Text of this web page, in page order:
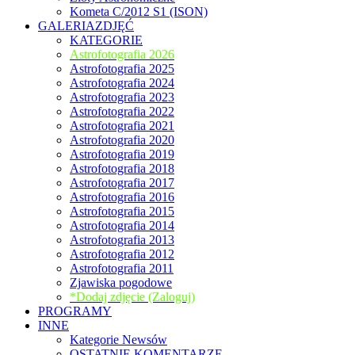
Kometa C/2012 S1 (ISON)
GALERIAZDJĘĆ
KATEGORIE
Astrofotografia 2026
Astrofotografia 2025
Astrofotografia 2024
Astrofotografia 2023
Astrofotografia 2022
Astrofotografia 2021
Astrofotografia 2020
Astrofotografia 2019
Astrofotografia 2018
Astrofotografia 2017
Astrofotografia 2016
Astrofotografia 2015
Astrofotografia 2014
Astrofotografia 2013
Astrofotografia 2012
Astrofotografia 2011
Zjawiska pogodowe
*Dodaj zdjęcie (Zaloguj)
PROGRAMY
INNE
Kategorie Newsów